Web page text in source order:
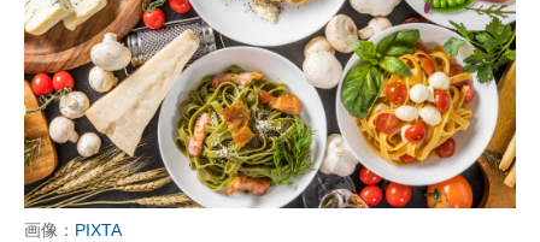
ビジネスと働き方のヒント
AI活用のいまが分かる
企業ITのトレンドを詳説
経営リーダーのコミュニティ
画像： PIXTA